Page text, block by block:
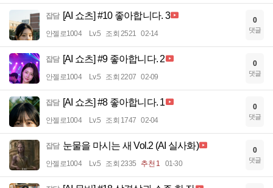
잡담 [AI 쇼츠] #10 좋아합니다. 3
안젤로1004 Lv.5 조회 2521 02-14
0
댓글
잡담 [AI 쇼츠] #9 좋아합니다. 2
안젤로1004 Lv.5 조회 2207 02-09
0
댓글
잡담 [AI 쇼츠] #8 좋아합니다. 1
안젤로1004 Lv.5 조회 1747 02-04
0
댓글
잡담 눈물을 마시는 새 Vol.2 (AI 실사화)
안젤로1004 Lv.5 조회 2335 추천 1 01-30
0
댓글